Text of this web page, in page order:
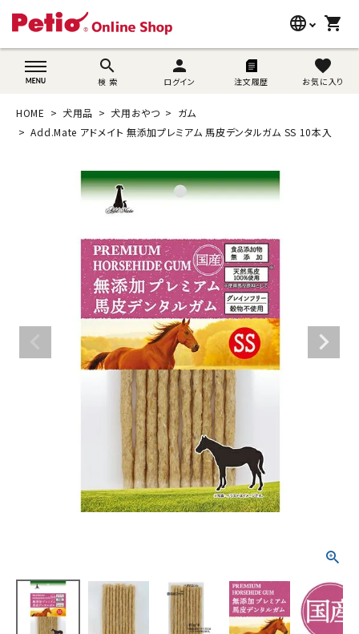
language
wovn-lang-name
shopping_cart
search
検 索
person
ログイン 注文履歴
favorite
お気に入り
search
猫用品
うさぎ用品
ブランド別に探す
目的別に探す
ACCOUNT MENU
person 新規会員登録
HOME 犬用品 犬用おやつ
ガム
Add.Mate アドメイト 無添加プレミアム 馬皮デンタルガム SS 10本入